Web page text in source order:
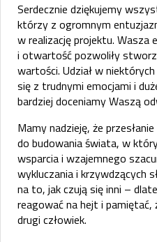
Serdecznie dziękujemy
którzy z ogromnym
w realizację projektu. Wasza
i otwartość pozwoliły
wartości. Udział w
się z trudnymi emocjami i
bardziej doceniamy Waszą
Mamy nadzieję, że
do budowania świata, w
wsparcia i wzajemnego
wykluczania i krzywdzących
na to, jak czują się inni –
reagować na hejt i
drugi człowiek.